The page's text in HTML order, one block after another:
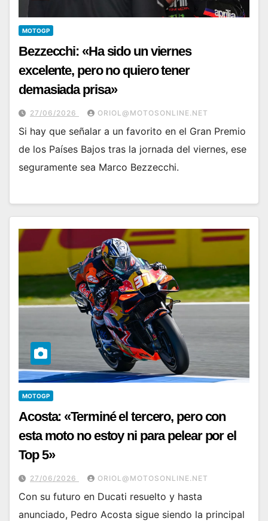
MOTOGP
Bezzecchi: «Ha sido un viernes
excelente, pero no quiero tener
demasiada prisa»
27/06/2026 ORIOL@MOTOSONLINE.NET
Si hay que señalar a un favorito en el Gran Premio
de los Países Bajos tras la jornada del viernes, ese
seguramente sea Marco Bezzecchi.
MOTOGP
Acosta: «Terminé el tercero, pero con
esta moto no estoy ni para pelear por el
Top 5»
27/06/2026 ORIOL@MOTOSONLINE.NET
Con su futuro en Ducati resuelto y hasta
anunciado, Pedro Acosta sigue siendo la principal